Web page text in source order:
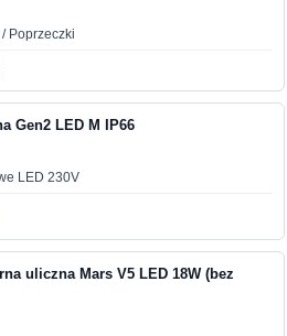
/ Poprzeczki
Gen2 LED M IP66
LED 230V
uliczna Mars V5 LED 18W (bez